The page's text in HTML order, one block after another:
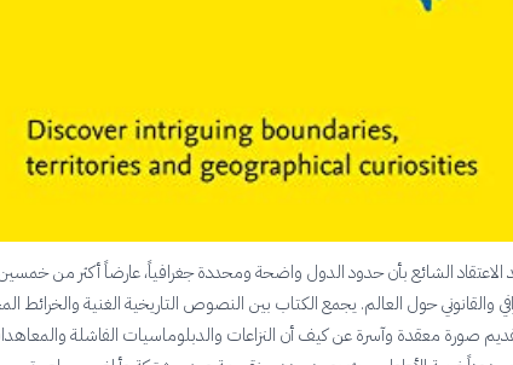
الاعتقاد الشائع بأن حدود الدول واضحة ومحددة جغرافياً، عارضاً أكثر من
والقانوني حول العالم. يجمع الكتاب بين النصوص التاريخية الغنية والخرائط
صورة معقدة وآسرة عن كيف أن النزاعات والدبلوماسيات الفاشلة